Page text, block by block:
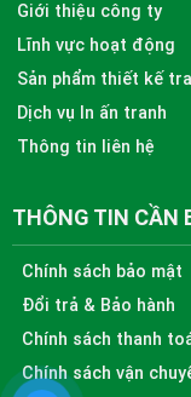
Giới thiệu công ty
Lĩnh vực hoạt động
Sản phẩm thiết kế
Dịch vụ In ấn tranh
Thông tin liên hệ
THÔNG TIN CẦN
Chính sách bảo mật
Đổi trả & Bảo hành
Chính sách thanh
Chính sách vận